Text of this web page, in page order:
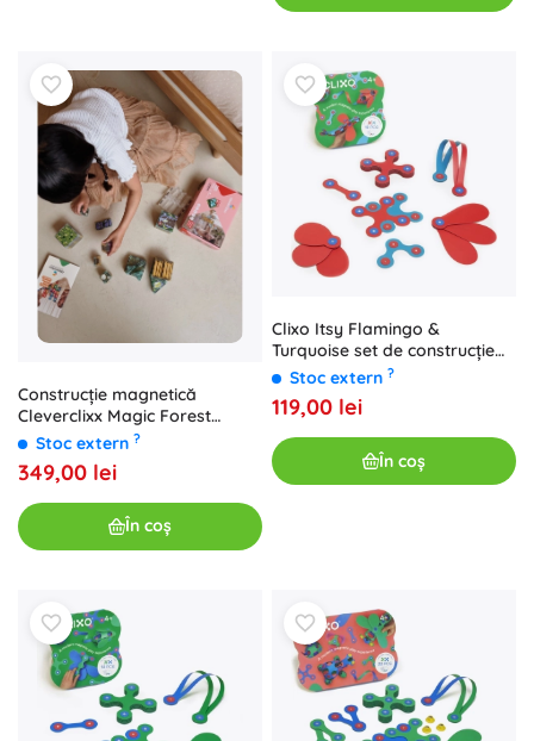
Construcție magnetică
Cleverclixx Magic Forest
pastel (65 piese)
Stoc extern ?
349,00 lei
În coș
Clixo Itsy Flamingo &
Turquoise set de construcție
magnetică 18 piese
Stoc extern ?
119,00 lei
În coș